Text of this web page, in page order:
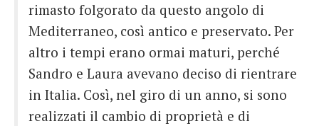
rimasto folgorato da questo angolo di
Mediterraneo, così antico e preservato. Per
altro i tempi erano ormai maturi, perché
Sandro e Laura avevano deciso di rientrare
in Italia. Così, nel giro di un anno, si sono
realizzati il cambio di proprietà e di